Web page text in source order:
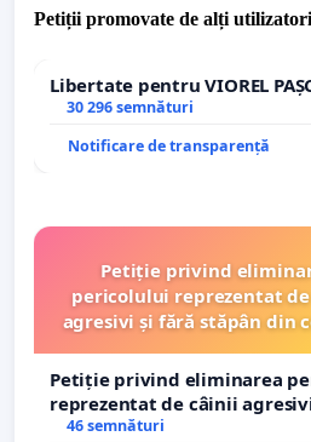
Petiții promovate de alți utilizatori
Libertate pentru VIOREL
30 296 semnături
Notificare de transparență
Petiție privind
pericolului reprezentat
agresivi și fără stăpân din
Petiție privind eliminarea
reprezentat de câinii
stăpân din comuna Tunari
46 semnături